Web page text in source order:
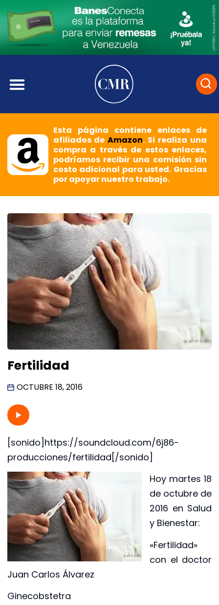
Esta página contiene enlaces de
afiliados deAmazon. Si realiza una
compra a través de estos enlaces,
podríamos recibir una comisión sin
costo adicional para usted. Gracias
por apoyar nuestro trabajo.
Fertilidad
OCTUBRE 18, 2016
[sonido]https://soundcloud.com/6j86-
producciones/fertilidad[/sonido]
Hoy martes 18
de octubre de
2016 en Salud
y Bienestar:
«Fertilidad»
con el doctor
Juan Carlos Álvarez
Ginecobstetra